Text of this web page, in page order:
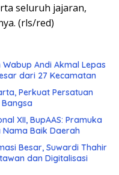
seluruh jajaran,
(rls/red)
Wabup Andi Akmal Lepas
dari 27 Kecamatan
Perkuat Persatuan
XII, BupAAS: Pramuka
Baik Daerah
Besar, Suwardi Thahir
dan Digitalisasi